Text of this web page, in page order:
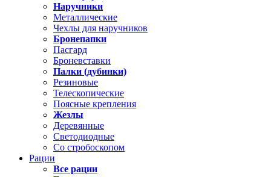
Наручники
Металлические
Чехлы для наручников
Бронепапки
Пасгард
Броневставки
Палки (дубинки)
Резиновые
Телескопические
Поясные крепления
Жезлы
Деревянные
Светодиодные
Со стробоскопом
Рации
Все рации